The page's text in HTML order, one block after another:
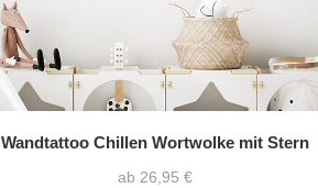
Wandtattoo Chillen Wortwolke mit Stern
ab 26,95 €